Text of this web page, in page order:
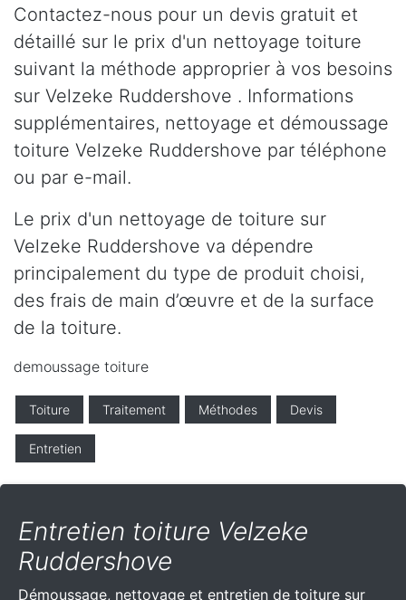
Contactez-nous pour un devis gratuit et
détaillé sur le prix d'un nettoyage toiture
suivant la méthode approprier à vos besoins
sur Velzeke Ruddershove . Informations
supplémentaires, nettoyage et démoussage
toiture Velzeke Ruddershove par téléphone
ou par e-mail.
Le prix d'un nettoyage de toiture sur
Velzeke Ruddershove va dépendre
principalement du type de produit choisi,
des frais de main d’œuvre et de la surface
de la toiture.
demoussage toiture
Toiture Traitement Méthodes Devis
Entretien
Entretien toiture Velzeke
Ruddershove
Démoussage, nettoyage et entretien de toiture sur